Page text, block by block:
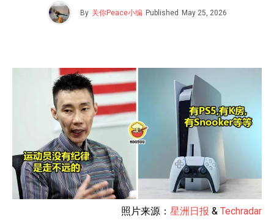
By 关你Peace小编 Published May 25, 2026
照片来源： 星洲日报 & Techradar